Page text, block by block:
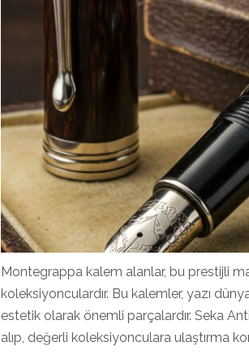
Montegrappa kalem alanlar, bu prestijli
koleksiyonculardır. Bu kalemler, yazı
estetik olarak önemli parçalardır. Seka
alıp, değerli koleksiyonculara ulaştırma